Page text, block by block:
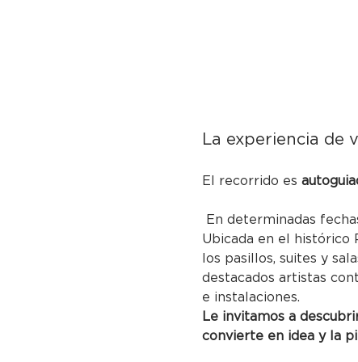
La experiencia de
El recorrido es
En determinadas
Ubicada en el histórico
los pasillos, suites y
destacados artistas
e instalaciones.
Le invitamos a
convierte en idea y la